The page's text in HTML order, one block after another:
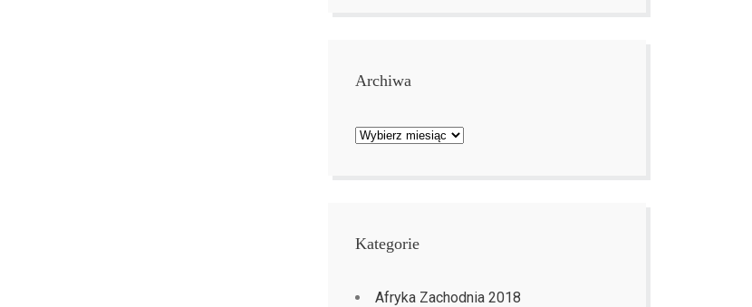
Archiwa
Archiwa
Kategorie
Afryka Zachodnia 2018